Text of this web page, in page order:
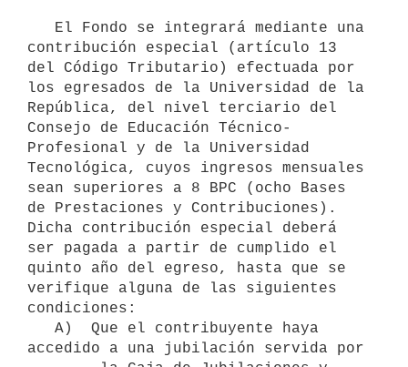
contribución especial (artículo 13
del Código Tributario) efectuada por
los egresados de la Universidad de la
República, del nivel terciario del
Consejo de Educación Técnico-
Profesional y de la Universidad
Tecnológica, cuyos ingresos mensuales
sean superiores a 8 BPC (ocho Bases
de Prestaciones y Contribuciones).
Dicha contribución especial deberá
ser pagada a partir de cumplido el
quinto año del egreso, hasta que se
verifique alguna de las siguientes
condiciones:
accedido a una jubilación servida por